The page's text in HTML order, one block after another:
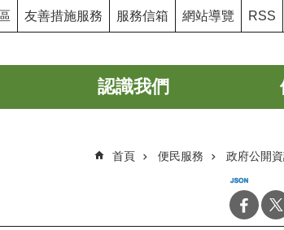
友善措施服務 服務信箱 網站導覽 RSS
認識我們
首頁 便民服務 政府公開